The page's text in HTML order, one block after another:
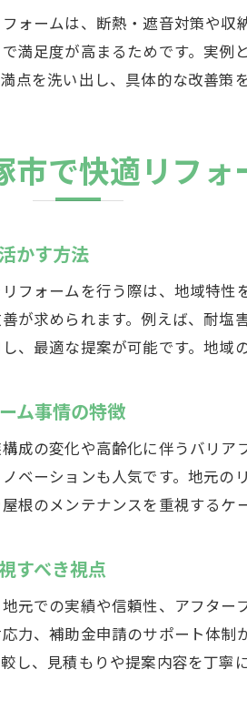
内装リフォ
内装リ
デザイ
内装リ
ォームは、断熱・遮音対策や
満足度が高まるためです。実
点を洗い出し、具体的な改善策
市で快適リフォ
かす方法
フォームを行う際は、地域特
が求められます。例えば、耐
、最適な提案が可能です。地域
ム事情の特徴
成の変化や高齢化に伴うバリ
ベーションも人気です。地元
根のメンテナンスを重視するケ
すべき視点
元での実績や信頼性、アフタ
力、補助金申請のサポート体
し、見積もりや提案内容を丁寧